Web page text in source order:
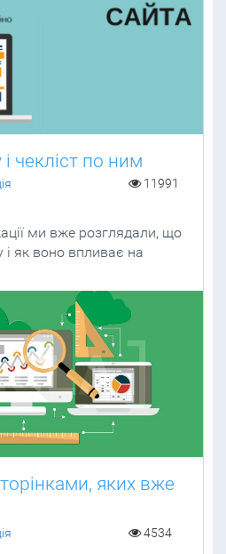
і чекліст по ним
11991
ми вже розглядали, що
і як воно впливає на
яких вже
4534